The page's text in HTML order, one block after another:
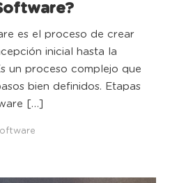
es el proceso de crear
inicial hasta la
un proceso complejo que
bien definidos. Etapas
[…]